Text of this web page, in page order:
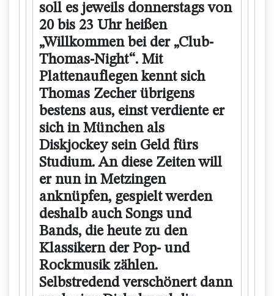
soll es jeweils donnerstags von
20 bis 23 Uhr heißen
„Willkommen bei der „Club-
Thomas-Night“. Mit
Plattenauflegen kennt sich
Thomas Zecher übrigens
bestens aus, einst verdiente er
sich in München als
Diskjockey sein Geld fürs
Studium. An diese Zeiten will
er nun in Metzingen
anknüpfen, gespielt werden
deshalb auch Songs und
Bands, die heute zu den
Klassikern der Pop- und
Rockmusik zählen.
Selbstredend verschönert dann